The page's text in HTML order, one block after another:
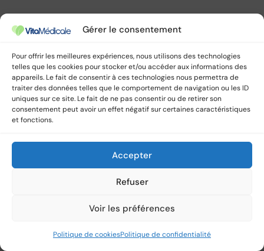
Gérer le consentement
Pour offrir les meilleures expériences, nous utilisons des technologies
telles que les cookies pour stocker et/ou accéder aux informations des
appareils. Le fait de consentir à ces technologies nous permettra de
traiter des données telles que le comportement de navigation ou les ID
uniques sur ce site. Le fait de ne pas consentir ou de retirer son
consentement peut avoir un effet négatif sur certaines caractéristiques
et fonctions.
Accepter
Refuser
Voir les préférences
Politique de cookiesPolitique de confidentialité